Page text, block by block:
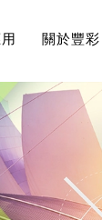
關於豐彩